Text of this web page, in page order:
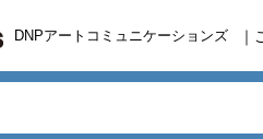
DNPアートコミュニケーションズ ｜